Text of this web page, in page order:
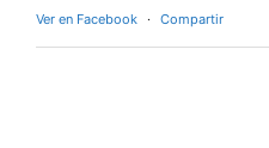
Ver en Facebook · Compartir